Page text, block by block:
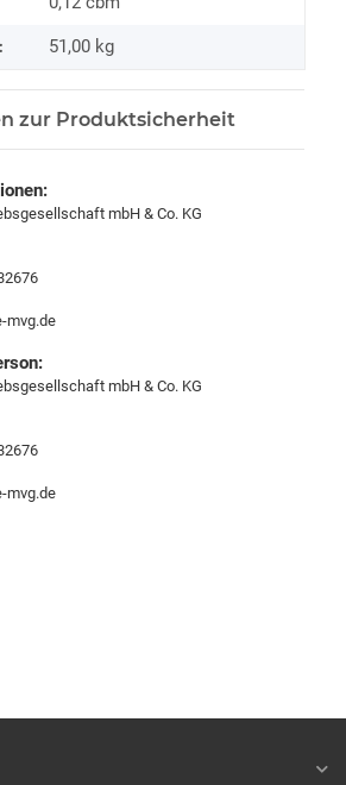
51,00 kg
zur Produktsicherheit
mbH & Co. KG
mvg.de
mbH & Co. KG
mvg.de